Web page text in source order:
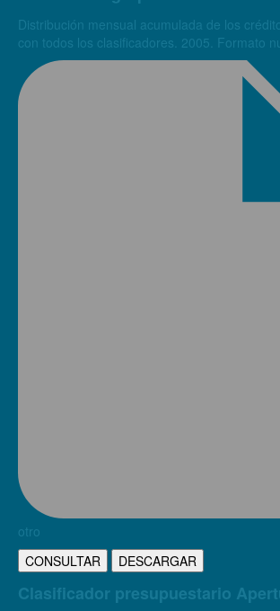
Distribución mensual acumulada de los
con todos los clasificadores. 2005. Formato
otro
CONSULTAR
DESCARGAR
Clasificador presupuestario